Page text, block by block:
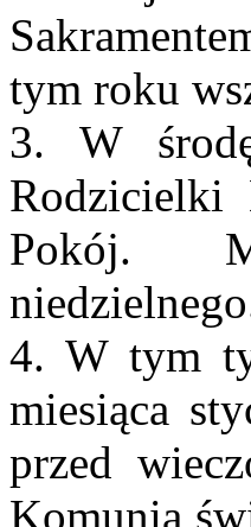
tym roku
3. W
Pokój.
4. W tym
miesiąca
przed
Komunią